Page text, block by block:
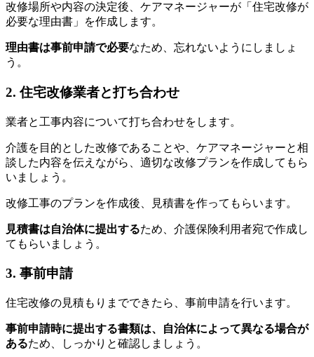
改修場所や内容の決定後、ケアマネージャーが「住宅改修が
必要な理由書」を作成します。
理由書は事前申請で必要なため、忘れないようにしましょ
う。
2. 住宅改修業者と打ち合わせ
業者と工事内容について打ち合わせをします。
介護を目的とした改修であることや、ケアマネージャーと相
談した内容を伝えながら、適切な改修プランを作成してもら
いましょう。
改修工事のプランを作成後、見積書を作ってもらいます。
見積書は自治体に提出するため、介護保険利用者宛で作成し
てもらいましょう。
3. 事前申請
住宅改修の見積もりまでできたら、事前申請を行います。
事前申請時に提出する書類は、自治体によって異なる場合が
あるため、しっかりと確認しましょう。